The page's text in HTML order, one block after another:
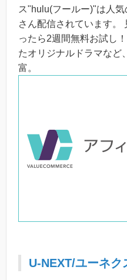
ス"hulu(フールー)"は人
さん配信されています。
ったら2週間無料お試し
たオリジナルドラマなど
富。
U-NEXT/ユーネク